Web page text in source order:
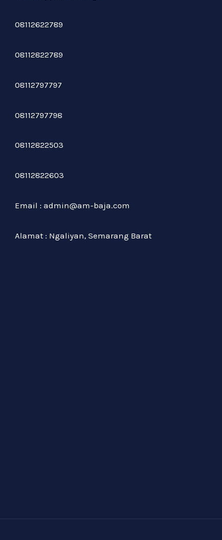
08112622789
08112822789
08112797797
08112797798
08112822503
08112822603
Email : admin@am-baja.com
Alamat : Ngaliyan, Semarang Barat